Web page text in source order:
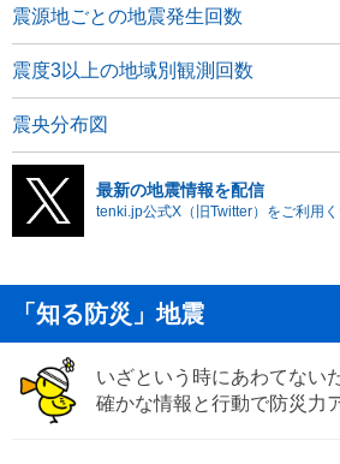
震源地ごとの地震発生回数
震度3以上の地域別観測回数
震央分布図
最新の地震情報を配信
tenki.jp公式X（旧Twitter）をご利用く
「知る防災」地震
いざという時にあわてない
確かな情報と行動で防災力